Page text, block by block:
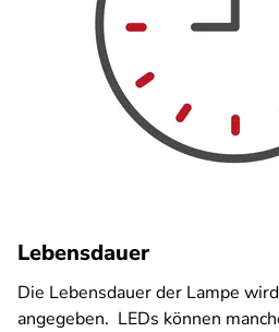
Lebensdauer
Die Lebensdauer der Lampe
angegeben. LEDs können